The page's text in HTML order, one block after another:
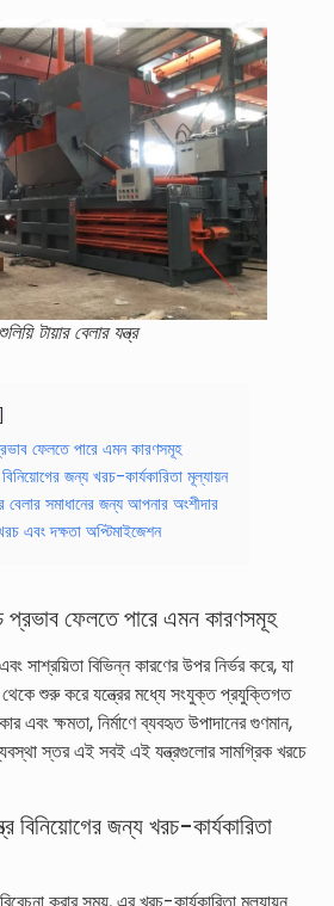
শুলিয়ি টায়ার বেলার যন্ত্র
ফেলতে পারে এমন কারণসমূহ
জন্য খরচ-কার্যকারিতা মূল্যায়ন
সমাধানের জন্য আপনার অংশীদার
এবং দক্ষতা অপ্টিমাইজেশন
প্রভাব ফেলতে পারে এমন কারণসমূহ
সাশ্রয়িতা বিভিন্ন কারণের উপর নির্ভর করে, যা
শুরু করে যন্ত্রের মধ্যে সংযুক্ত প্রযুক্তিগত
এবং ক্ষমতা, নির্মাণে ব্যবহৃত উপাদানের গুণমান,
স্তর এই সবই এই যন্ত্রগুলোর সামগ্রিক খরচে
বিনিয়োগের জন্য খরচ-কার্যকারিতা